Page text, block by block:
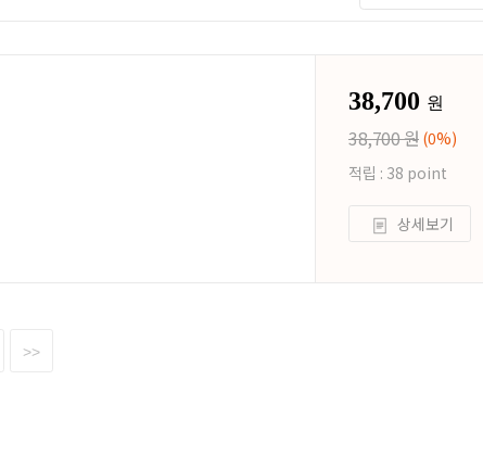
38,700 원
38,700 원 (0%)
적립 : 38 point
상세보기
>>